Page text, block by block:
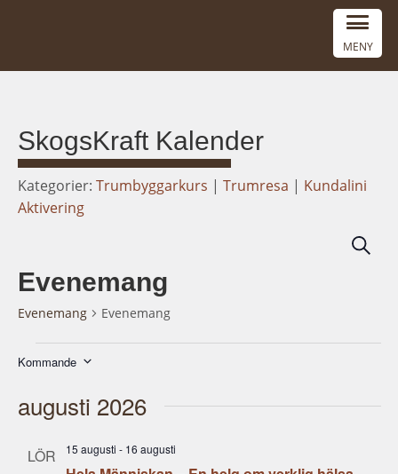
MENY
SkogsKraft Kalender
Kategorier: Trumbyggarkurs | Trumresa | Kundalini
Aktivering
Evenemang
Evenemang Evenemang
Evenemang
Kommande
datum.
augusti 2026
LÖR 15 augusti - 16 augusti